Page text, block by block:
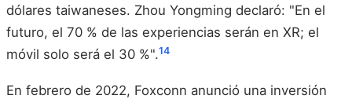
dólares taiwaneses. Zhou Yongming declaró: "En el
futuro, el 70 % de las experiencias serán en XR; el
móvil solo será el 30 %".14
En febrero de 2022, Foxconn anunció una inversión